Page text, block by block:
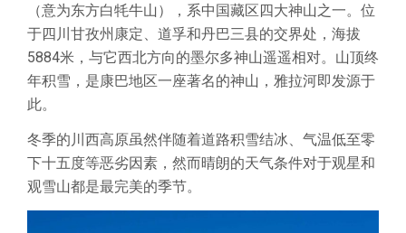
（意为东方白牦牛山），系中国藏区四大神山之一。位
于四川甘孜州康定、道孚和丹巴三县的交界处，海拔
5884米，与它西北方向的墨尔多神山遥遥相对。山顶终
年积雪，是康巴地区一座著名的神山，雅拉河即发源于
此。
冬季的川西高原虽然伴随着道路积雪结冰、气温低至零
下十五度等恶劣因素，然而晴朗的天气条件对于观星和
观雪山都是最完美的季节。